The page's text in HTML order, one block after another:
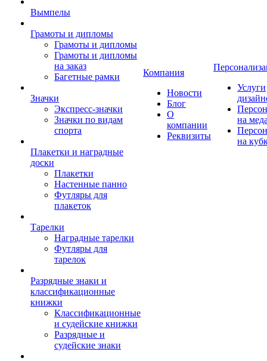
Вымпелы
Грамоты и дипломы
Грамоты и дипломы
Грамоты и дипломы
на заказ
Багетные рамки
Значки
Экспресс-значки
Значки по видам
спорта
Плакетки и наградные
доски
Плакетки
Настенные панно
Футляры для
плакеток
Тарелки
Наградные тарелки
Футляры для
тарелок
Разрядные знаки и
классификационные
книжки
Классификационные
и судейские книжки
Разрядные и
судейские знаки
Компания
Новости
Блог
О
компании
Реквизиты
Услуги
на
на